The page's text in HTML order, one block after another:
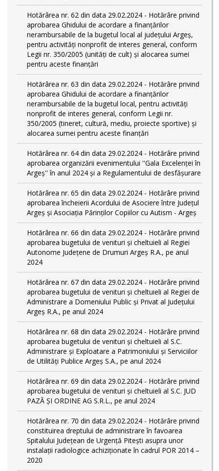
Hotărârea nr. 62 din data 29.02.2024 - Hotărâre privind
aprobarea Ghidului de acordare a finanţărilor
nerambursabile de la bugetul local al județului Argeș,
pentru activităţi nonprofit de interes general, conform
Legii nr. 350/2005 (unități de cult) și alocarea sumei
pentru aceste finanțări
Hotărârea nr. 63 din data 29.02.2024 - Hotărâre privind
aprobarea Ghidului de acordare a finanţărilor
nerambursabile de la bugetul local, pentru activităţi
nonprofit de interes general, conform Legii nr.
350/2005 (tineret, cultură, mediu, proiecte sportive) și
alocarea sumei pentru aceste finanțări
Hotărârea nr. 64 din data 29.02.2024 - Hotărâre privind
aprobarea organizării evenimentului ''Gala Excelenței în
Argeș'' în anul 2024 și a Regulamentului de desfășurare
Hotărârea nr. 65 din data 29.02.2024 - Hotărâre privind
aprobarea încheierii Acordului de Asociere între Județul
Argeș și Asociația Părinților Copiilor cu Autism - Argeș
Hotărârea nr. 66 din data 29.02.2024 - Hotărâre privind
aprobarea bugetului de venituri și cheltuieli al Regiei
Autonome Județene de Drumuri Argeș R.A., pe anul
2024
Hotărârea nr. 67 din data 29.02.2024 - Hotărâre privind
aprobarea bugetului de venituri și cheltuieli al Regiei de
Administrare a Domeniului Public și Privat al Județului
Argeș R.A., pe anul 2024
Hotărârea nr. 68 din data 29.02.2024 - Hotărâre privind
aprobarea bugetului de venituri și cheltuieli al S.C.
Administrare și Exploatare a Patrimoniului și Serviciilor
de Utilități Publice Argeș S.A., pe anul 2024
Hotărârea nr. 69 din data 29.02.2024 - Hotărâre privind
aprobarea bugetului de venituri și cheltuieli al S.C. JUD
PAZĂ ȘI ORDINE AG S.R.L., pe anul 2024
Hotărârea nr. 70 din data 29.02.2024 - Hotărâre privind
constituirea dreptului de administrare în favoarea
Spitalului Județean de Urgență Pitești asupra unor
instalații radiologice achiziționate în cadrul POR 2014 –
2020